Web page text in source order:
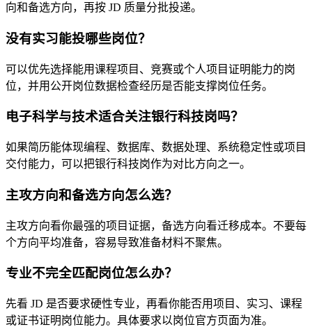
向和备选方向，再按 JD 质量分批投递。
没有实习能投哪些岗位？
可以优先选择能用课程项目、竞赛或个人项目证明能力的岗
位，并用公开岗位数据检查经历是否能支撑岗位任务。
电子科学与技术适合关注银行科技岗吗？
如果简历能体现编程、数据库、数据处理、系统稳定性或项目
交付能力，可以把银行科技岗作为对比方向之一。
主攻方向和备选方向怎么选？
主攻方向看你最强的项目证据，备选方向看迁移成本。不要每
个方向平均准备，容易导致准备材料不聚焦。
专业不完全匹配岗位怎么办？
先看 JD 是否要求硬性专业，再看你能否用项目、实习、课程
或证书证明岗位能力。具体要求以岗位官方页面为准。